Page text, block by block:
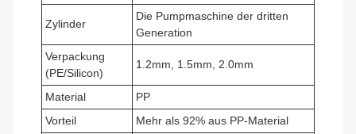
Zylinder
Die Pumpmaschine der dritten
Generation
Verpackung
(PE/Silicon)
1.2mm, 1.5mm, 2.0mm
Material
PP
Vorteil
Mehr als 92% aus PP-Material